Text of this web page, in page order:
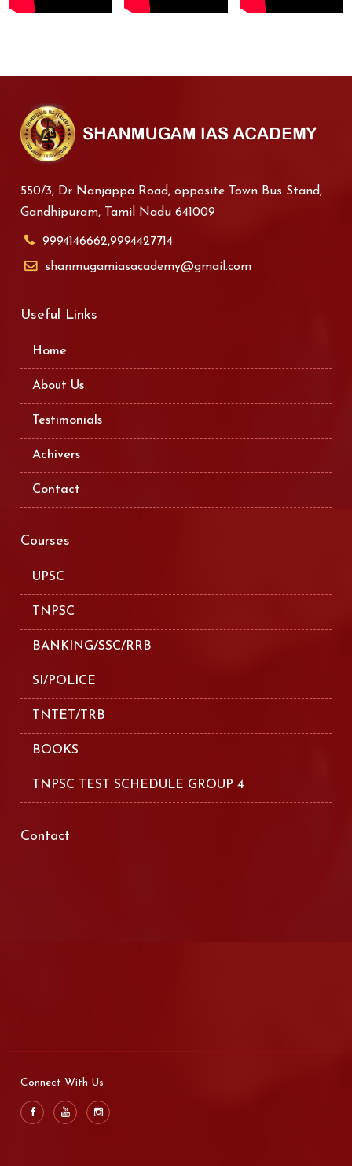
550/3, Dr Nanjappa Road, opposite Town Bus Stand,
Gandhipuram, Tamil Nadu 641009
9994146662,9994427714
shanmugamiasacademy@gmail.com
Useful Links
Home
About Us
Testimonials
Achivers
Contact
Courses
UPSC
TNPSC
BANKING/SSC/RRB
SI/POLICE
TNTET/TRB
BOOKS
TNPSC TEST SCHEDULE GROUP 4
Contact
Connect With Us